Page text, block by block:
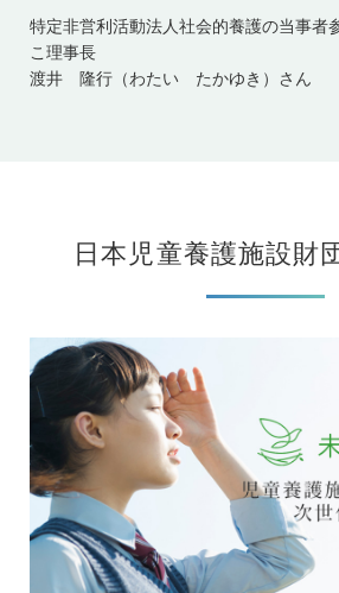
特定非営利活動法人社会的養護の当事者
こ理事長
渡井 隆行（わたい たかゆき）さん
日本児童養護施設財